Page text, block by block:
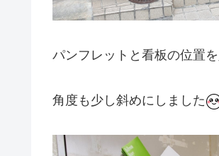
パンフレットと看板の位置を
角度も少し斜めにしました